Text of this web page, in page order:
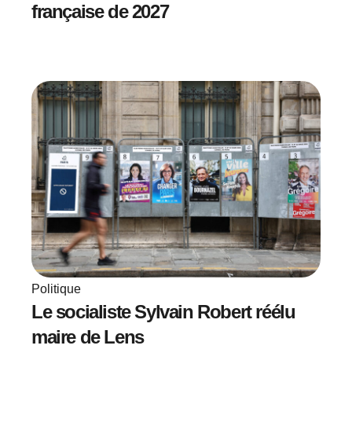
française de 2027
Politique
Le socialiste Sylvain Robert réélu
maire de Lens